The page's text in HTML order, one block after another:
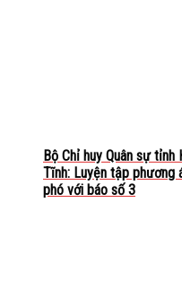
Bộ Chỉ huy Quân sự tỉnh
Tĩnh: Luyện tập phương
phó với báo số 3